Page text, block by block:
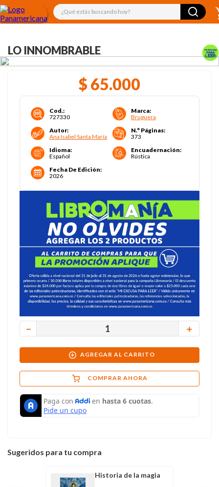
¿Qué estás buscando hoy?
LO INNOMBRABLE
$ 65.000
Cod.:
727330
Marca:
Bruguera
Autor:
Ana Isabel Santa María
N.° Páginas:
373
Idioma:
Español
Encuadernación:
Rústica
Fecha De Edición:
2026
＋
－
AGREGAR AL CARRITO
COMPRAR AHORA
Sugeridos para tu compra
Historia de la magia